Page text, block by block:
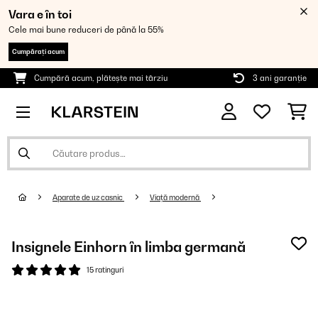
Vara e în toi
Cele mai bune reduceri de până la 55%
Cumpărați acum
Cumpără acum, plătește mai târziu 3 ani garanție
Aparate de uz casnic Viață modernă
Insignele Einhorn în limba germană
15 ratinguri